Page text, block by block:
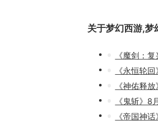
关于梦幻西游,梦
《魔剑：
《永恒轮
《神佑释
《鬼斩》8
《帝国神